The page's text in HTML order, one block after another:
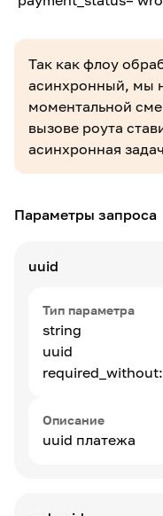
Так как флоу
асинхронный, мы
моментальной
вызове роута
асинхронная
Параметры запроса
uuid
Тип параметра
string
uuid
Описание
uuid платежа